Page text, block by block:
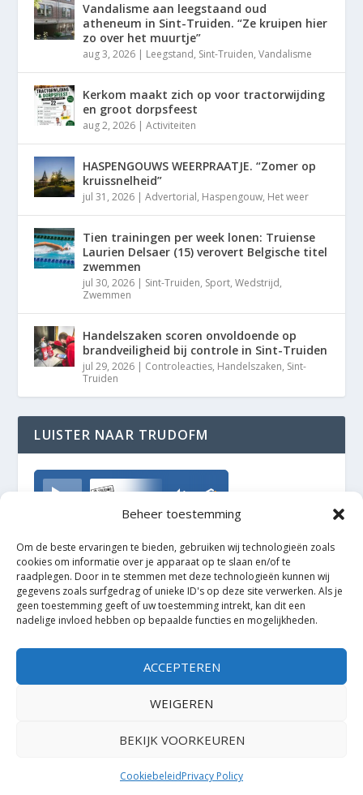
Beheer toestemming
Om de beste ervaringen te bieden, gebruiken wij technologieën zoals
cookies om informatie over je apparaat op te slaan en/of te
raadplegen. Door in te stemmen met deze technologieën kunnen wij
gegevens zoals surfgedrag of unieke ID's op deze site verwerken. Als je
geen toestemming geeft of uw toestemming intrekt, kan dit een
nadelige invloed hebben op bepaalde functies en mogelijkheden.
ACCEPTEREN
WEIGEREN
BEKIJK VOORKEUREN
CookiebeleidPrivacy Policy
Vandalisme aan leegstaand oud
atheneum in Sint-Truiden. “Ze kruipen hier
zo over het muurtje”
aug 3, 2026 | Leegstand, Sint-Truiden,Vandalisme
Kerkom maakt zich op voor tractorwijding
en groot dorpsfeest
aug 2, 2026 |Activiteiten
HASPENGOUWS WEERPRAATJE. “Zomer op
kruissnelheid”
jul 31, 2026 |Advertorial, Haspengouw, Het weer
Tien trainingen per week lonen: Truiense
Laurien Delsaer (15) verovert Belgische titel
zwemmen
jul 30, 2026 | Sint-Truiden, Sport,Wedstrijd,
Zwemmen
Handelszaken scoren onvoldoende op
brandveiligheid bij controle in Sint-Truiden
jul 29, 2026 | Controleacties, Handelszaken, Sint-
Truiden
LUISTER NAAR TRUDOFM
TrudoFM
Elegant Themes| Mogelijk gemaakt door